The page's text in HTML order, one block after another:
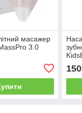
масажер
3.0
150